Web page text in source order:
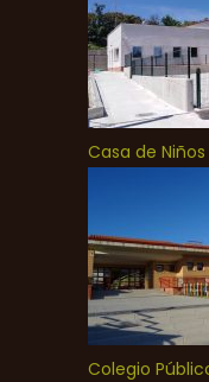
Casa de Niños
Colegio